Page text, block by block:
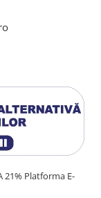
21% Platforma E-